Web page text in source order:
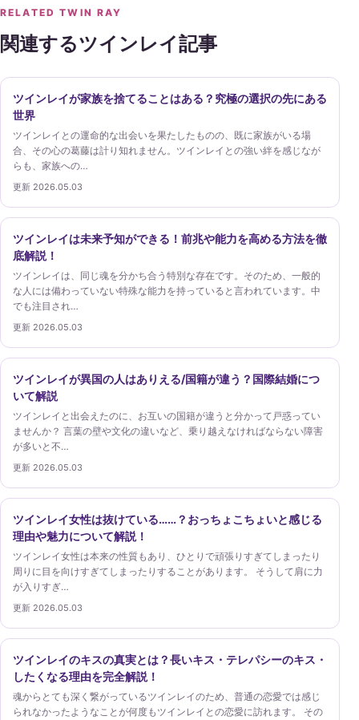
RELATED TWIN RAY
関連するツインレイ記事
ツインレイが家族を捨てることはある？究極の選択の先にある
世界
ツインレイとの運命的な出会いを果たしたものの、既に家族がいる場
合、その心の葛藤は計り知れません。ツインレイとの強い絆を感じなが
らも、家族への…
更新 2026.05.03
ツインレイは未来予知ができる！前兆や能力を高める方法を徹
底解説！
ツインレイは、同じ魂を分かち合う特別な存在です。そのため、一般的
な人には備わっていない特殊な能力を持っていると言われています。中
でも注目され…
更新 2026.05.03
ツインレイが異国の人はありえる/国籍が違う？国際結婚につ
いて解説
ツインレイと出会えたのに、お互いの国籍が違うと分かって戸惑ってい
ませんか？ 言葉の壁や文化の違いなど、乗り越えなければならない障害
が多いと不…
更新 2026.05.03
ツインレイ女性は抜けている……？おっちょこちょいと感じる
理由や魅力について解説！
ツインレイ女性は本来の性質もあり、ひとりで頑張りすぎてしまったり
周りに目を向けすぎてしまったりすることがあります。 そうして肩に力
が入りすぎ…
更新 2026.05.03
ツインレイのキスの真実とは？長いキス・テレパシーのキス・
したくなる理由を完全解説！
魂からとても深く繋がっているツインレイのため、普通の恋愛では感じ
られなかったようなことが何度もツインレイとの恋愛に訪れます。 その